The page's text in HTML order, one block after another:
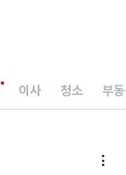
이사 청소 부
